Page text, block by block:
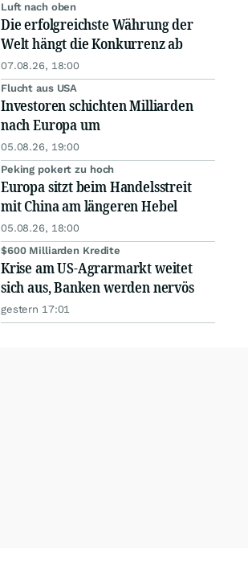
Luft nach oben
Die erfolgreichste Währung der
Welt hängt die Konkurrenz ab
07.08.26, 18:00
Flucht aus USA
Investoren schichten Milliarden
nach Europa um
05.08.26, 19:00
Peking pokert zu hoch
Europa sitzt beim Handelsstreit
mit China am längeren Hebel
05.08.26, 18:00
$600 Milliarden Kredite
Krise am US-Agrarmarkt weitet
sich aus, Banken werden nervös
gestern 17:01